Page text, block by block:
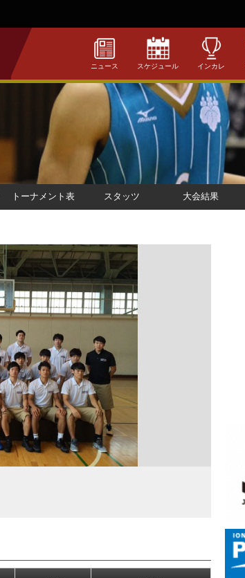
ニュース スケジュール インカレ
トーナメント表 スタッツ 大会結果